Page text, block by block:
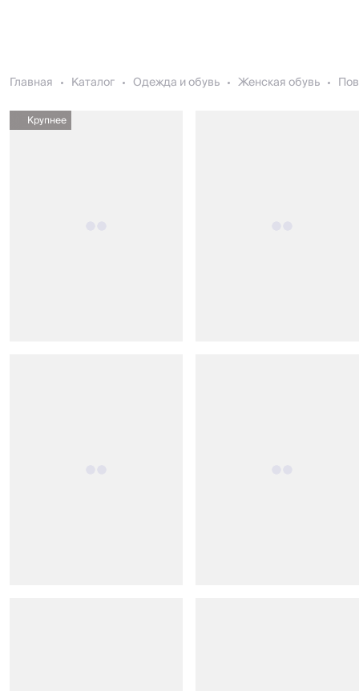
Главная Каталог Одежда и обувь Женская обувь
Крупнее